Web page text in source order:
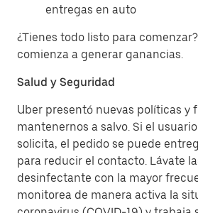
entregas en auto
¿Tienes todo listo para
comienza a generar ganancias.
Salud y Seguridad
Uber presentó nuevas políticas y
mantenernos a salvo. Si el
solicita, el pedido se puede
para reducir el contacto. Lávate
desinfectante con la mayor
monitorea de manera activa la